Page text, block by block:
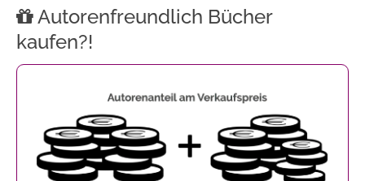
Autorenfreundlich Bücher
kaufen?!